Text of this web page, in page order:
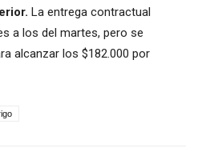
La entrega contractual
a los del martes, pero se
alcanzar los $182.000 por